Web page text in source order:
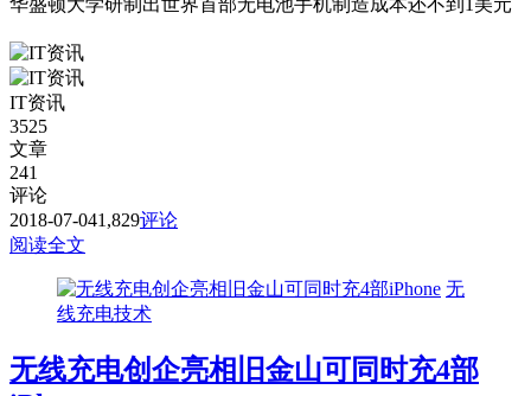
IT资讯
3525
文章
241
评论
2018-07-041,829评论
阅读全文
无
线充电技术
无线充电创企亮相旧金山可同时充4部